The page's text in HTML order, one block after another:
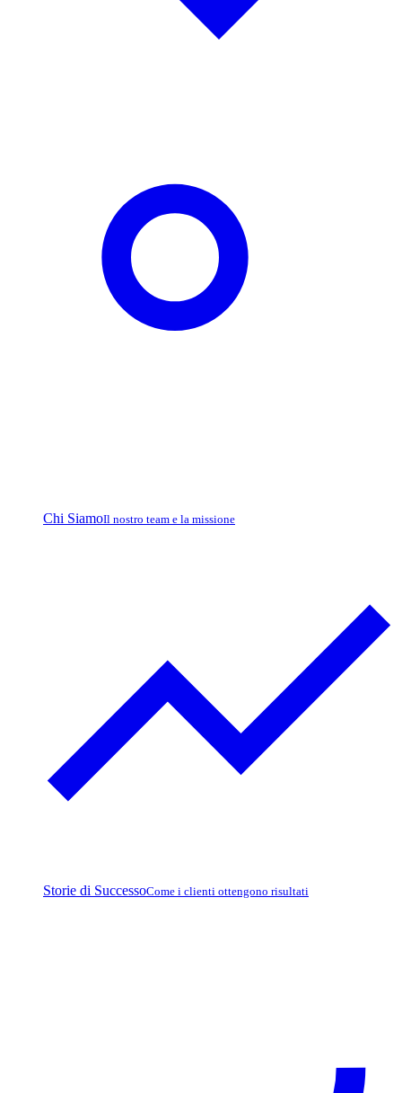
Chi SiamoIl nostro team e la missione
Storie di SuccessoCome i clienti ottengono risultati